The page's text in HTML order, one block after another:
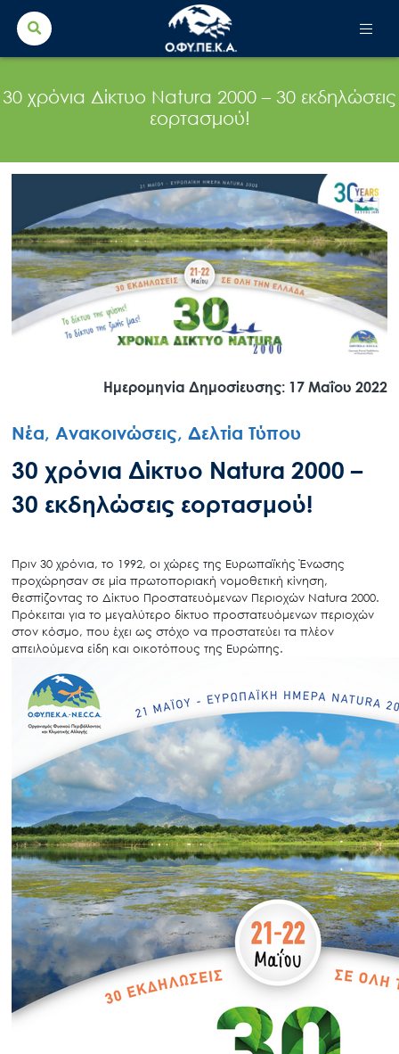
Search
for:
30 χρόνια Δίκτυο Natura 2000 – 30 εκδηλώσεις
εορτασμού!
Ημερομηνία Δημοσίευσης: 17 Μαΐου 2022
Νέα, Ανακοινώσεις, Δελτία Τύπου
30 χρόνια Δίκτυο Natura 2000 –
30 εκδηλώσεις εορτασμού!
Πριν 30 χρόνια, το 1992, οι χώρες της Ευρωπαϊκής Ένωσης
προχώρησαν σε μία πρωτοποριακή νομοθετική κίνηση,
θεσπίζοντας το Δίκτυο Προστατευόμενων Περιοχών Natura 2000.
Πρόκειται για το μεγαλύτερο δίκτυο προστατευόμενων περιοχών
στον κόσμο, που έχει ως στόχο να προστατεύει τα πλέον
απειλούμενα είδη και οικοτόπους της Ευρώπης.